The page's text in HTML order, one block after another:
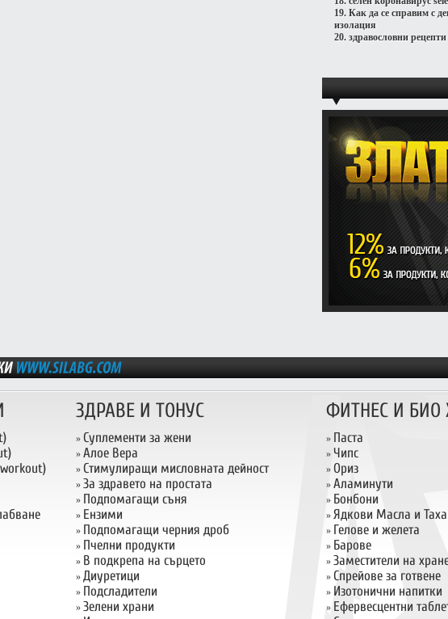
19. Как да се справим с
изолация
20. здравословни
ЗДРАВЕ И ТОНУС
» Суплементи за жени
» Алое Вера
» Стимулиращи мисловната дейност
» За здравето на простата
» Подпомагащи съня
» Ензими
» Подпомагащи черния дроб
» Пчелни продукти
» В подкрепа на сърцето
» Диуретици
» Подсладители
» Зелени храни
ФИТНЕС И БИО
» Паста
» Чипс
» Ориз
» Аламинути
» Бонбони
» Ядкови Масла и
» Гелове и желета
» Барове
» Заместители на
» Спрейове за готвене
» Изотонични напитки
» Ефервесцентни